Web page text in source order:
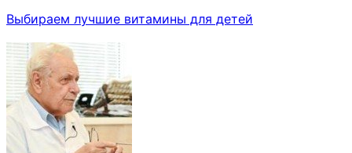
Выбираем лучшие витамины для детей